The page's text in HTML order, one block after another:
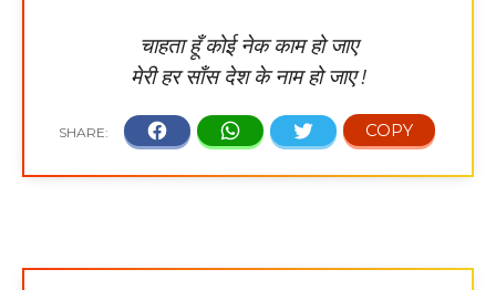
चाहता हूँ कोई नेक काम हो जाए
मेरी हर साँस देश के नाम हो जाए !